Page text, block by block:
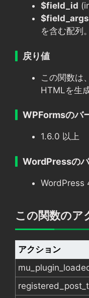
$field_id
$field_args
を含む配列。
戻り値
この関数は
HTMLを生
WPFormsのバ
1.6.0 以上
WordPressの
WordPress
この関数のア
アクション